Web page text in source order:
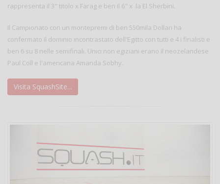
rappresenta il 3" titolo x Farag e ben il 6" x la El Sherbini.
Il Campionato con un montepremi di ben 550mila Dollari ha
confermato il dominio incontrastato dell'Egitto con tutti e 4 i finalisti e
ben 6 su 8 nelle semifinali. Unici non egiziani erano il neozelandese
Paul Coll e l'americana Amanda Sobhy.
Visita SquashSite...